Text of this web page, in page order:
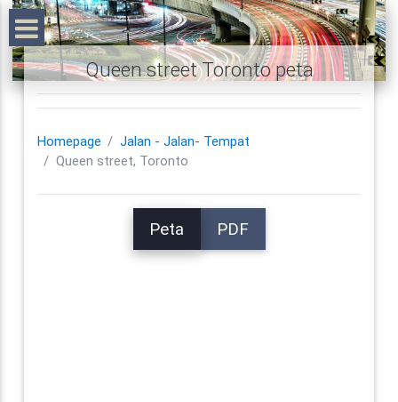
Queen street Toronto peta
Homepage
Jalan - Jalan- Tempat
Queen street, Toronto
Peta PDF